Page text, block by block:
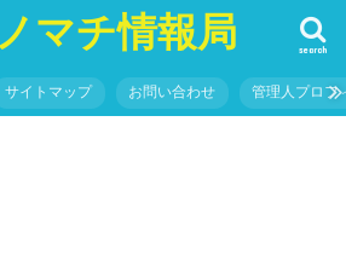
マチ情報局 search
サイトマップ お問い合わせ 管理人プロフ